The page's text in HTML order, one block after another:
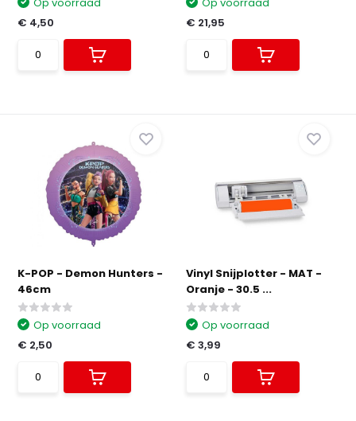
€ 4,50
€ 21,95
K-POP - Demon Hunters -
46cm
Op voorraad
€ 2,50
Vinyl Snijplotter - MAT -
Oranje - 30.5 ...
Op voorraad
€ 3,99